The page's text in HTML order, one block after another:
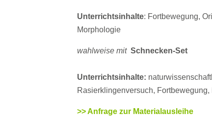
Unterrichtsinhalte: Fortbewegung,
Morphologie
wahlweise mit Schnecken-Set
Unterrichtsinhalte:
Rasierklingenversuch,
>> Anfrage zur Materialausleihe